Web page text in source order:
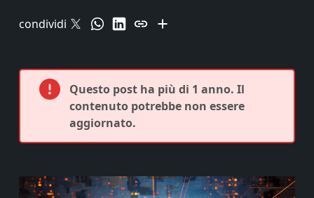
condividi
Questo post ha più di 1 anno. Il
contenuto potrebbe non essere
aggiornato.